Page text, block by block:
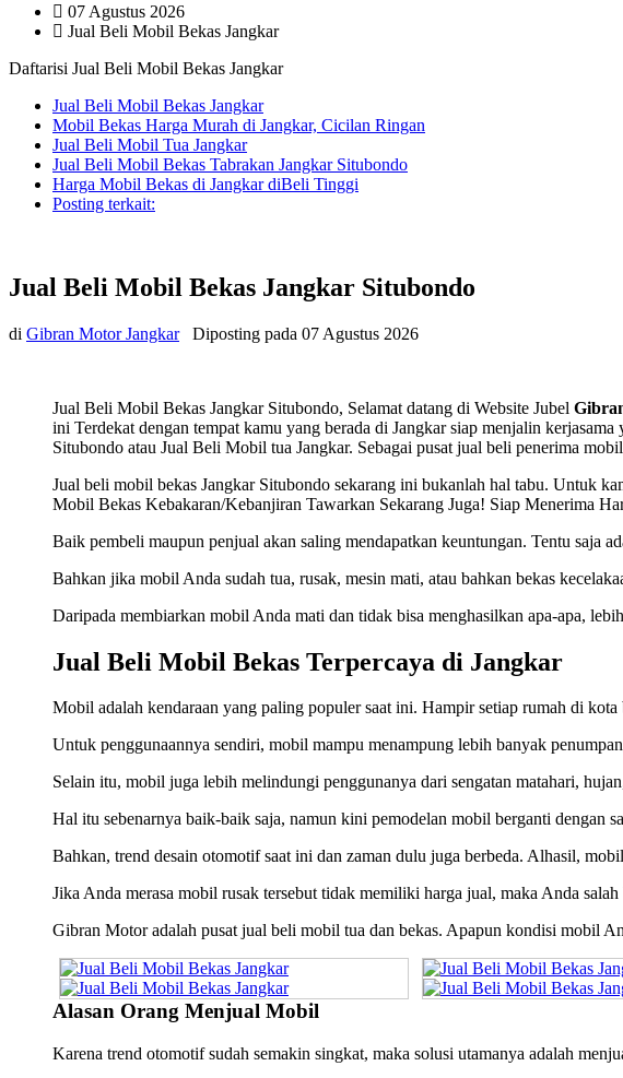
07 Agustus 2026
Jual Beli Mobil Bekas Jangkar
Daftarisi Jual Beli Mobil Bekas Jangkar
Jual Beli Mobil Bekas Jangkar
Mobil Bekas Harga Murah di Jangkar, Cicilan Ringan
Jual Beli Mobil Tua Jangkar
Jual Beli Mobil Bekas Tabrakan Jangkar Situbondo
Harga Mobil Bekas di Jangkar diBeli Tinggi
Posting terkait:
Jual Beli Mobil Bekas Jangkar Situbondo
di Gibran Motor Jangkar Diposting pada 07 Agustus 2026
Jual Beli Mobil Bekas Jangkar Situbondo, Selamat datang di Website Jubel
ini Terdekat dengan tempat kamu yang berada di Jangkar siap menjalin
Situbondo atau Jual Beli Mobil tua Jangkar. Sebagai pusat jual beli penerima
Jual beli mobil bekas Jangkar Situbondo sekarang ini bukanlah hal tabu. Untuk
Mobil Bekas Kebakaran/Kebanjiran Tawarkan Sekarang Juga! Siap Menerima
Baik pembeli maupun penjual akan saling mendapatkan keuntungan. Tentu saja
Bahkan jika mobil Anda sudah tua, rusak, mesin mati, atau bahkan bekas
Daripada membiarkan mobil Anda mati dan tidak bisa menghasilkan apa-apa,
Jual Beli Mobil Bekas Terpercaya di Jangkar
Mobil adalah kendaraan yang paling populer saat ini. Hampir setiap rumah di
Untuk penggunaannya sendiri, mobil mampu menampung lebih banyak
Selain itu, mobil juga lebih melindungi penggunanya dari sengatan matahari,
Hal itu sebenarnya baik-baik saja, namun kini pemodelan mobil berganti dengan
Bahkan, trend desain otomotif saat ini dan zaman dulu juga berbeda. Alhasil,
Jika Anda merasa mobil rusak tersebut tidak memiliki harga jual, maka Anda
Gibran Motor adalah pusat jual beli mobil tua dan bekas. Apapun kondisi mobil
Alasan Orang Menjual Mobil
Karena trend otomotif sudah semakin singkat, maka solusi utamanya adalah